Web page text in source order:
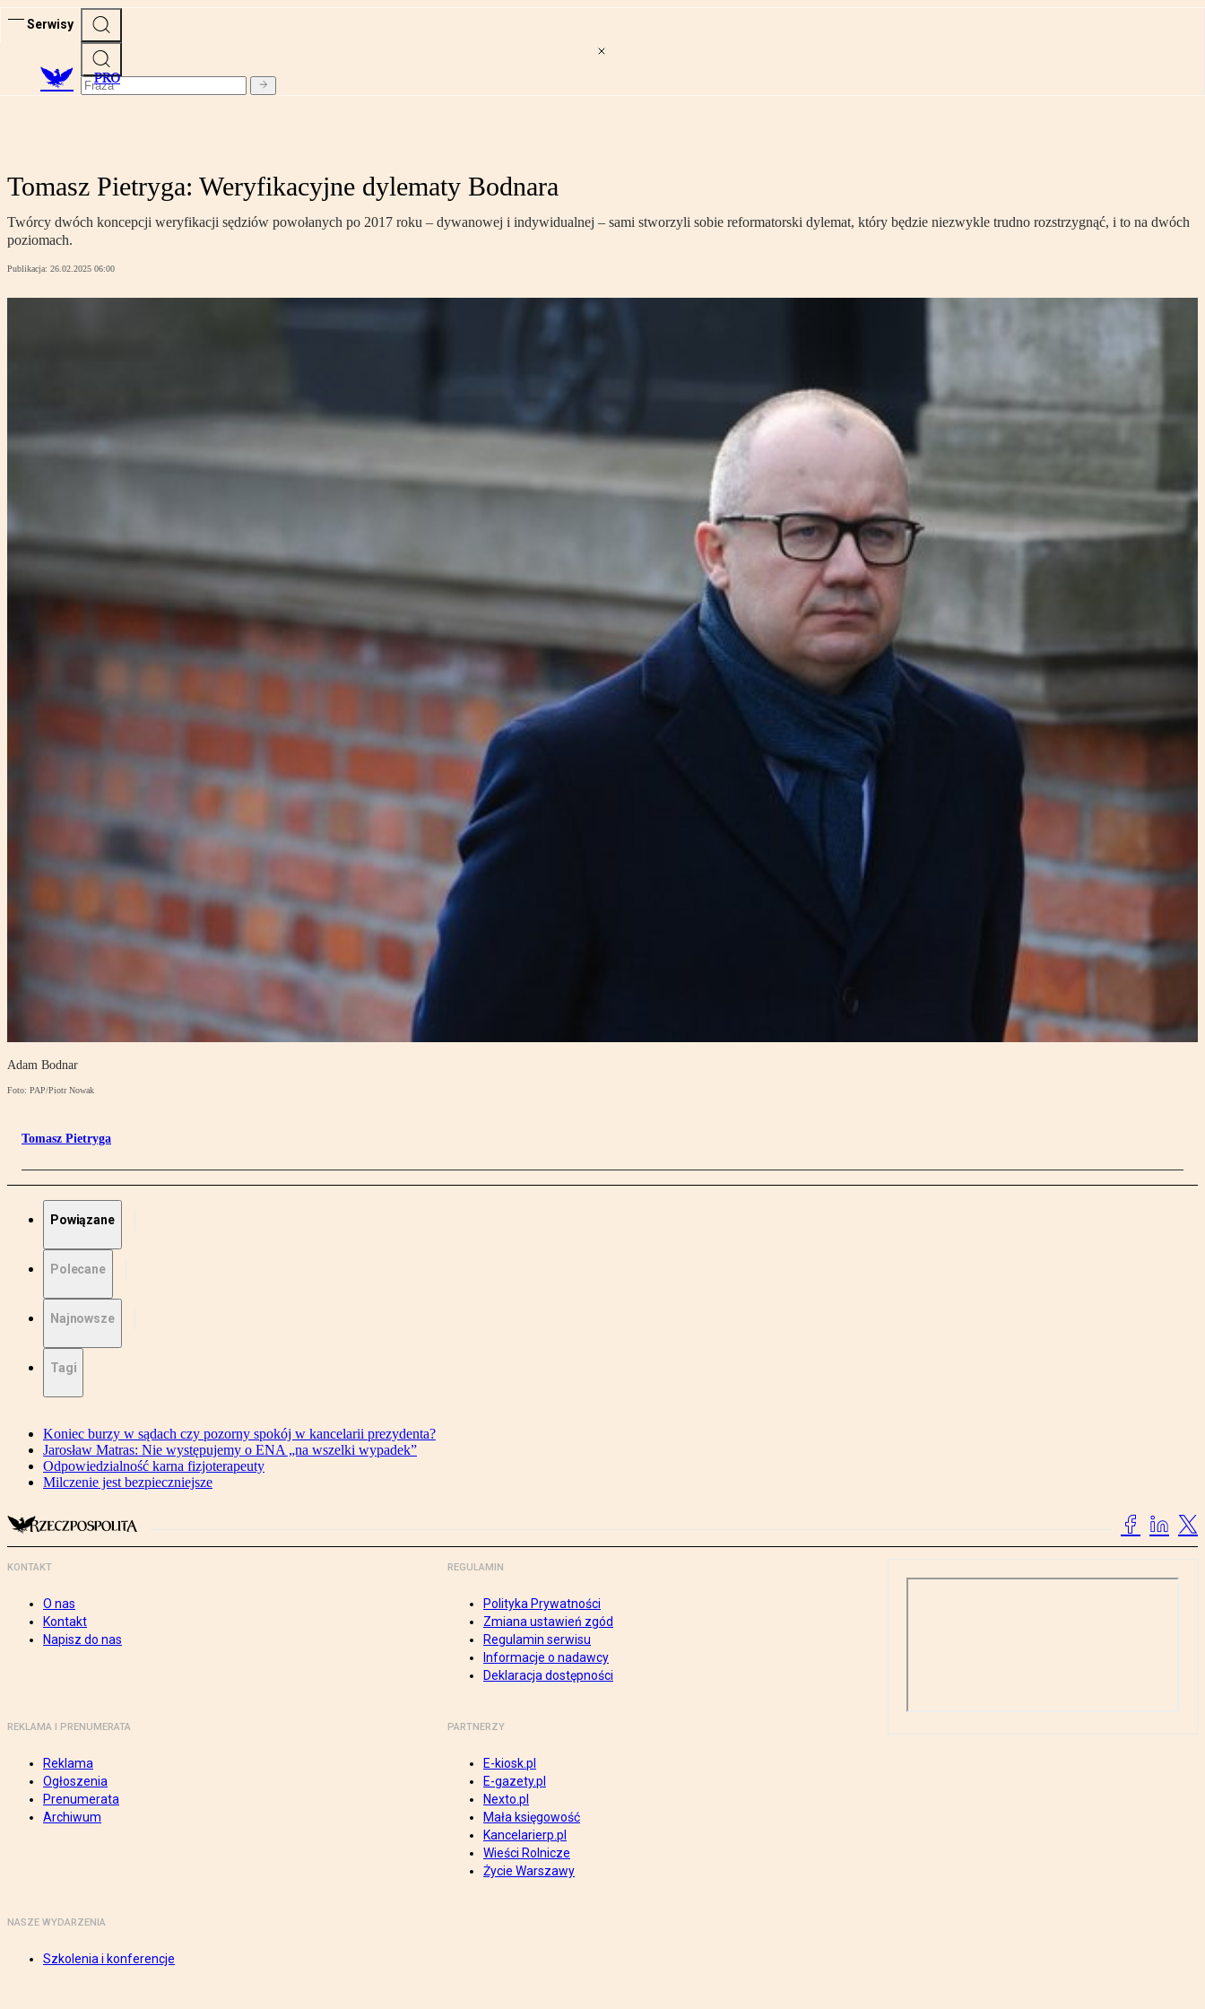
Serwisy
PRO
Tomasz Pietryga: Weryfikacyjne dylematy Bodnara
Twórcy dwóch koncepcji weryfikacji sędziów powołanych po 2017 roku – dywanowej i indywidualnej – sami stworzyli sobie reformatorski dylemat, który będzie niezwykle trudno rozstrzygnąć, i to na dwóch
poziomach.
Publikacja: 26.02.2025 06:00
Adam Bodnar
Foto: PAP/Piotr Nowak
Tomasz Pietryga
Powiązane
Polecane
Najnowsze
Tagi
Koniec burzy w sądach czy pozorny spokój w kancelarii prezydenta?
Jarosław Matras: Nie występujemy o ENA „na wszelki wypadek”
Odpowiedzialność karna fizjoterapeuty
Milczenie jest bezpieczniejsze
KONTAKT
O nas
Kontakt
Napisz do nas
REGULAMIN
Polityka Prywatności
Zmiana ustawień zgód
Regulamin serwisu
Informacje o nadawcy
Deklaracja dostępności
REKLAMA I PRENUMERATA
Reklama
Ogłoszenia
Prenumerata
Archiwum
PARTNERZY
E-kiosk.pl
E-gazety.pl
Nexto.pl
Mała księgowość
Kancelarierp.pl
Wieści Rolnicze
Życie Warszawy
NASZE WYDARZENIA
Szkolenia i konferencje